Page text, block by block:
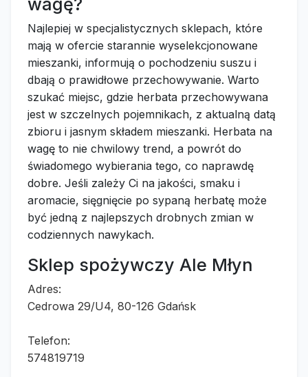
wagę?
Najlepiej w specjalistycznych sklepach, które
mają w ofercie starannie wyselekcjonowane
mieszanki, informują o pochodzeniu suszu i
dbają o prawidłowe przechowywanie. Warto
szukać miejsc, gdzie herbata przechowywana
jest w szczelnych pojemnikach, z aktualną datą
zbioru i jasnym składem mieszanki. Herbata na
wagę to nie chwilowy trend, a powrót do
świadomego wybierania tego, co naprawdę
dobre. Jeśli zależy Ci na jakości, smaku i
aromacie, sięgnięcie po sypaną herbatę może
być jedną z najlepszych drobnych zmian w
codziennych nawykach.
Sklep spożywczy Ale Młyn
Adres:
Cedrowa 29/U4, 80-126 Gdańsk
Telefon:
574819719